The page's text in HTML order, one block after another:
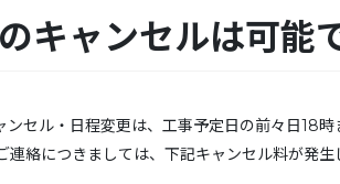
キャンセルは可能
セル・日程変更は、工事予定日の前々日18時
絡につきましては、下記キャンセル料が発生